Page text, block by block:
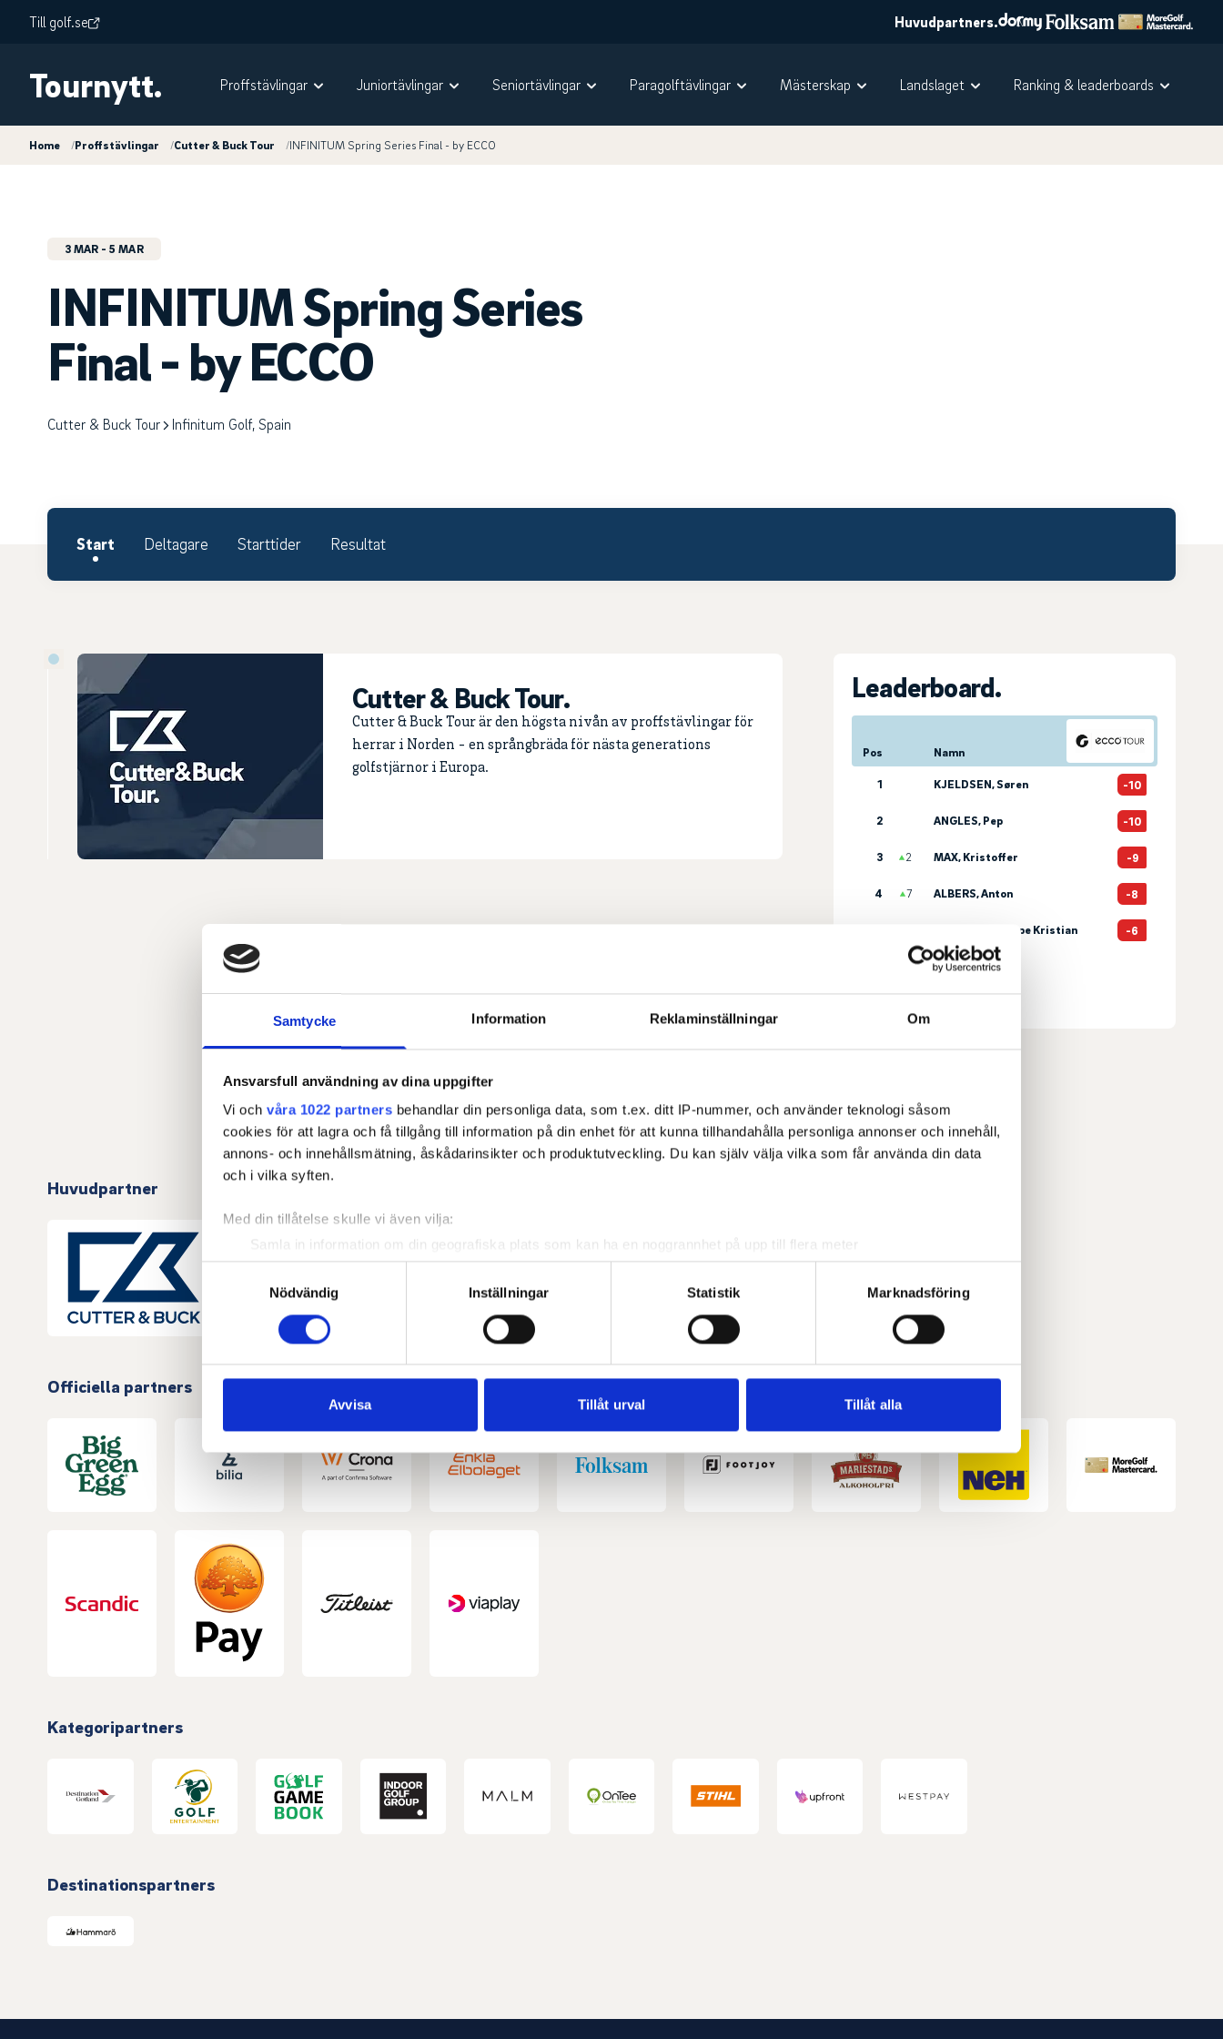
Samtycke Information Reklaminställningar Om
Ansvarsfull användning av dina uppgifter
Vi och våra 1022 partners behandlar din personliga data, som t.ex. ditt IP-nummer, och använder teknologi såsom
cookies för att lagra och få tillgång till information på din enhet för att kunna tillhandahålla personliga annonser och innehåll,
annons- och innehållsmätning, åskådarinsikter och produktutveckling. Du kan själv välja vilka som får använda din data
och i vilka syften.
Med din tillåtelse skulle vi även vilja:
Samla in information om din geografiska plats som kan ha en noggrannhet på upp till flera meter
Identifiera din enhet genom att aktivt skanna den för specifika kännetecken (fingeravtryck)
Ta reda på mer om hur dina personliga uppgifter behandlas och ställ in dina preferenser i
detaljsektionen. Du kan ändra
eller dra tillbaka ditt samtycke när som helst från cookie-förklaringen.
sociala medier och analysera vår trafik. Vi vidarebefordrar även sådana identifierare och annan information från din enhet
till de sociala medier och annons- och analysföretag som vi samarbetar med. Dessa kan i sin tur kombinera informationen
Nödvändig
Inställningar Statistik Marknadsföring
Avvisa Tillåt urval Tillåt alla
Till golf.se Huvudpartners.
Tournytt. Proffstävlingar Juniortävlingar Seniortävlingar Paragolftävlingar Mästerskap Landslaget Ranking & leaderboards
Home /Proffstävlingar /Cutter & Buck Tour /INFINITUM Spring Series Final - by ECCO
3 MAR - 5 MAR
INFINITUM Spring Series
Final - by ECCO
Cutter & Buck Tour Infinitum Golf, Spain
Start Deltagare Starttider Resultat
Cutter & Buck Tour.
Cutter & Buck Tour är den högsta nivån av proffstävlingar för
herrar i Norden - en språngbräda för nästa generations
golfstjärnor i Europa.
Leaderboard.
Pos Namn
1 KJELDSEN, Søren -10
2 ANGLES, Pep -10
3 2 MAX, Kristoffer -9
4 7 ALBERS, Anton -8
ANDERSEN, Jeppe Kristian -6
Senast uppdaterad:13:56
Huvudpartner
Officiella partners
Kategoripartners
Destinationspartners